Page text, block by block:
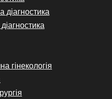
діагностика
гінекологія